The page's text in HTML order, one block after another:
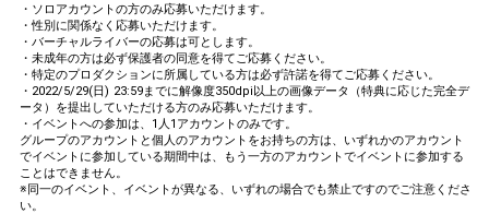
・ソロアカウントの方のみ応募いただけます。
・性別に関係なく応募いただけます。
・バーチャルライバーの応募は可とします。
・未成年の方は必ず保護者の同意を得てご応募ください。
・特定のプロダクションに所属している方は必ず許諾を得てご応募ください。
・2022/5/29(日) 23:59までに解像度350dpi以上の画像データ（特典に応じた完全デ
ータ）を提出していただける方のみ応募いただけます。
・イベントへの参加は、1人1アカウントのみです。
グループのアカウントと個人のアカウントをお持ちの方は、いずれかのアカウント
でイベントに参加している期間中は、もう一方のアカウントでイベントに参加する
ことはできません。
※同一のイベント、イベントが異なる、いずれの場合でも禁止ですのでご注意くださ
い。